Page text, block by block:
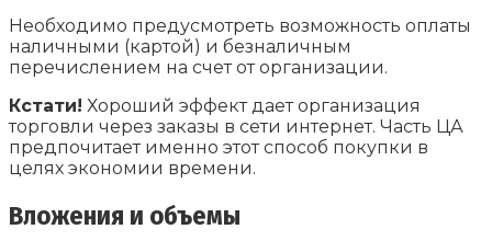
Необходимо предусмотреть возможность оплаты
наличными (картой) и безналичным
перечислением на счет от организации.
Кстати! Хороший эффект дает организация
торговли через заказы в сети интернет. Часть ЦА
предпочитает именно этот способ покупки в
целях экономии времени.
Вложения и объемы